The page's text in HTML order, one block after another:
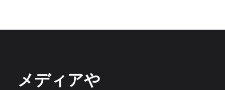
メディアや